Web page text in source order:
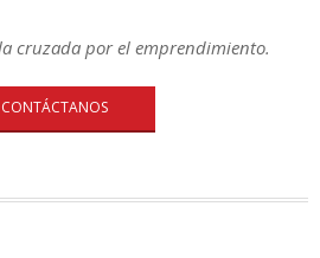
cruzada por el emprendimiento.
CONTÁCTANOS